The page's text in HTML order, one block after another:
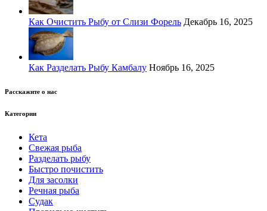
Как Очистить Рыбу от Слизи Форель Декабрь 16, 2025
Как Разделать Рыбу Камбалу Ноябрь 16, 2025
Расскажите о нас
Категории
Кета
Свежая рыба
Разделать рыбу
Быстро почистить
Для засолки
Речная рыба
Судак